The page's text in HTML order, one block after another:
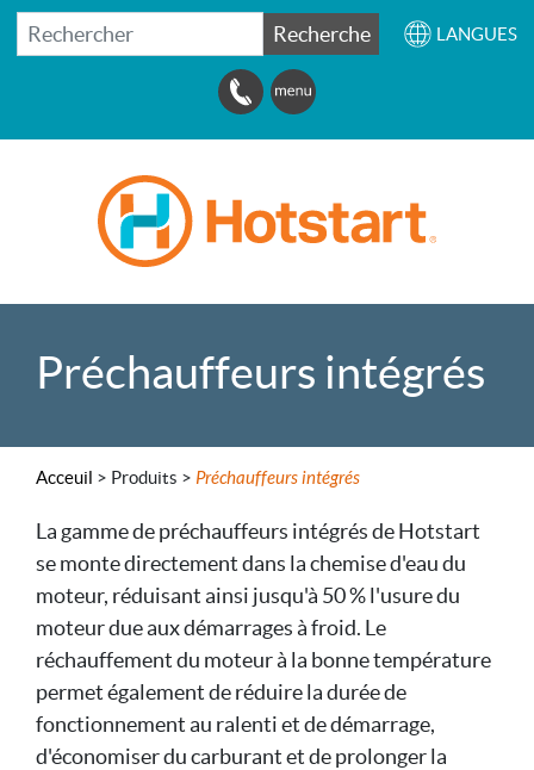
RECHERCHER Recherche LANGUES
Préchauffeurs intégrés
Acceuil > Produits > Préchauffeurs intégrés
La gamme de préchauffeurs intégrés de Hotstart
se monte directement dans la chemise d'eau du
moteur, réduisant ainsi jusqu'à 50 % l'usure du
moteur due aux démarrages à froid. Le
réchauffement du moteur à la bonne température
permet également de réduire la durée de
fonctionnement au ralenti et de démarrage,
d'économiser du carburant et de prolonger la